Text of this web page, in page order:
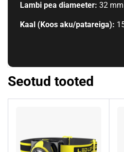
Lambi pea diameeter: 32 mm
Kaal (Koos aku/patareiga):
Seotud tooted